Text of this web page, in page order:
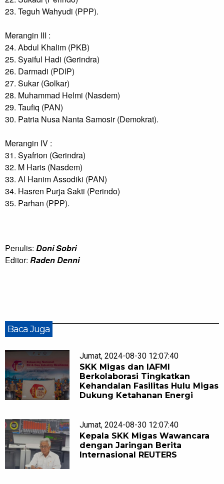
23. Teguh Wahyudi (PPP).
Merangin III :
24. Abdul Khalim (PKB)
25. Syaiful Hadi (Gerindra)
26. Darmadi (PDIP)
27. Sukar (Golkar)
28. Muhammad Helmi (Nasdem)
29. Taufiq (PAN)
30. Patria Nusa Nanta Samosir (Demokrat).
Merangin IV :
31. Syafrion (Gerindra)
32. M Haris (Nasdem)
33. Al Hanim Assodiki (PAN)
34. Hasren Purja Sakti (Perindo)
35. Parhan (PPP).
Penulis: Doni Sobri
Editor: Raden Denni
Baca Juga
Jumat, 2024-08-30 12:07:40
SKK Migas dan IAFMI
Berkolaborasi Tingkatkan
Kehandalan Fasilitas Hulu Migas
Dukung Ketahanan Energi
Jumat, 2024-08-30 12:07:40
Kepala SKK Migas Wawancara
dengan Jaringan Berita
Internasional REUTERS